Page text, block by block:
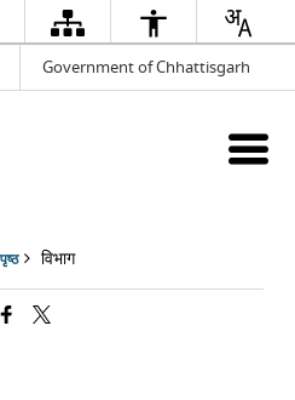
Government of Chhattisgarh
विभाग